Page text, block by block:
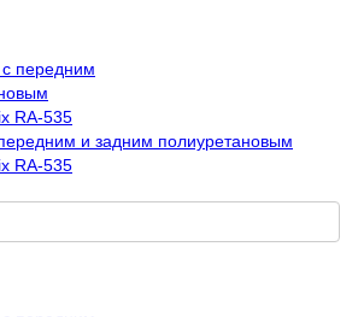
и задним полиуретановым
RA-535